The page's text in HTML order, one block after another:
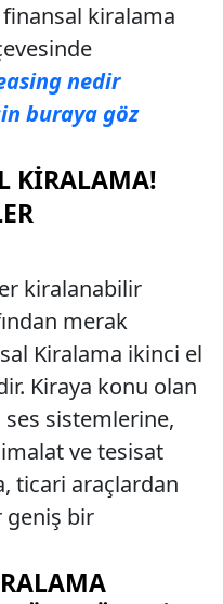
kiralama
nedir
buraya göz
KIRALAMA!
kiralanabilir
merak
Kiralama ikinci el
Kiraya konu olan
sistemlerine,
ve tesisat
ticari araçlardan
geniş bir